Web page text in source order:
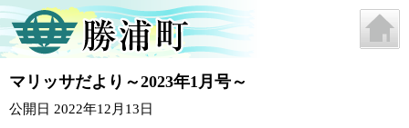
マリッサだより～2023年1月号～
公開日 2022年12月13日